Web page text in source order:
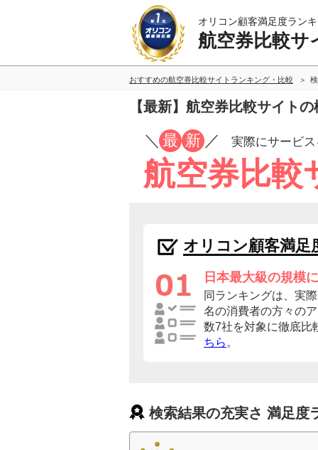
オリコン顧客満足度ラン
航空券比較サ
おすすめの航空券比較サイトランキング・比較
【最新】航空券比較サイト
／ 最 新 ／ 実際にサービ
航空券比較
オリコン顧客満足
日本最大級の規模
同ランキングは、実
名の消費者の方々の
数7社を対象に徹底比
ちら 。
検索結果の充実さ 満足度